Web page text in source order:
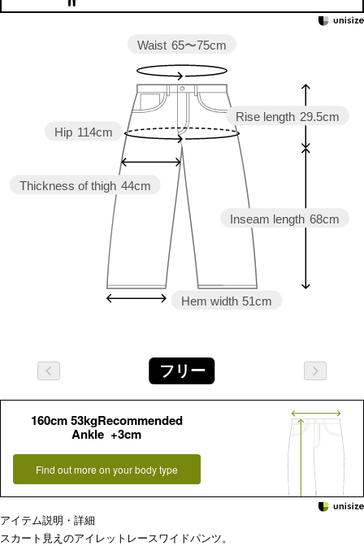
Inseam length 68cm
Rise length 29.5cm
Hem width 51cm
Thickness of thigh 44cm
Hip 114cm
Waist 65〜75cm
フリー
160cm 53kgRecommended
Ankle +3cm
Find out more on your body type
アイテム説明・詳細
スカート見えのアイレットレースワイドパンツ。